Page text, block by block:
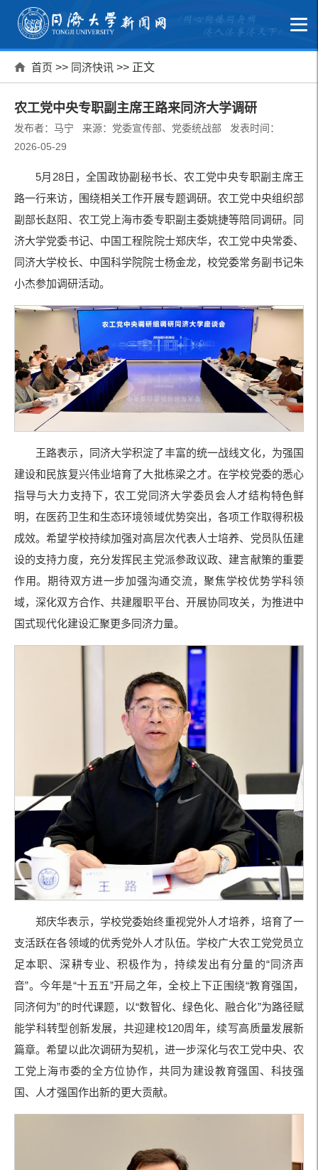
首页 >> 同济快讯 >> 正文
农工党中央专职副主席王路来同济大学调研
发布者：马宁 来源：党委宣传部、党委统战部 发表时间：
2026-05-29
5月28日，全国政协副秘书长、农工党中央专职副主席王
路一行来访，围绕相关工作开展专题调研。农工党中央组织部
副部长赵阳、农工党上海市委专职副主委姚捷等陪同调研。同
济大学党委书记、中国工程院院士郑庆华，农工党中央常委、
同济大学校长、中国科学院院士杨金龙，校党委常务副书记朱
小杰参加调研活动。
王路表示，同济大学积淀了丰富的统一战线文化，为强国
建设和民族复兴伟业培育了大批栋梁之才。在学校党委的悉心
指导与大力支持下，农工党同济大学委员会人才结构特色鲜
明，在医药卫生和生态环境领域优势突出，各项工作取得积极
成效。希望学校持续加强对高层次代表人士培养、党员队伍建
设的支持力度，充分发挥民主党派参政议政、建言献策的重要
作用。期待双方进一步加强沟通交流，聚焦学校优势学科领
域，深化双方合作、共建履职平台、开展协同攻关，为推进中
国式现代化建设汇聚更多同济力量。
郑庆华表示，学校党委始终重视党外人才培养，培育了一
支活跃在各领域的优秀党外人才队伍。学校广大农工党党员立
足本职、深耕专业、积极作为，持续发出有分量的“同济声
音”。今年是“十五五”开局之年，全校上下正围绕“教育强国，
同济何为”的时代课题，以“数智化、绿色化、融合化”为路径赋
能学科转型创新发展，共迎建校120周年，续写高质量发展新
篇章。希望以此次调研为契机，进一步深化与农工党中央、农
工党上海市委的全方位协作，共同为建设教育强国、科技强
国、人才强国作出新的更大贡献。